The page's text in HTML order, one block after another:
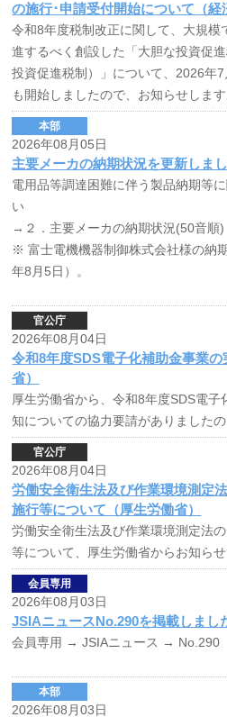
の施行･申請受付開始について（経
令和8年度税制改正に関して、大規模
進するべく創設した「大胆な投資促
投資促進税制）」について、2026年
も開始しましたので、お知らせします
本部
2026年08月05日
主要メーカの納期状況を更新しま
電用品等調達困難に伴う製品納期等
い
→２．主要メーカの納期状況(50音順)
※ 富士電機機器制御株式会社様の納
年8月5日）。
官公庁
2026年08月04日
令和8年度SDS電子化補助金事業
省）
厚生労働省から、令和8年度SDS電子
知についての協力要請がありました
官公庁
2026年08月04日
労働安全衛生法及び作業環境測定
施行等について（厚生労働省）
労働安全衛生法及び作業環境測定法
等について、厚生労働省からお知らせ
会員専用
2026年08月03日
JSIAニュースNo.290を掲載しまし
会員専用 → JSIAニュース → No.290
本部
2026年08月03日